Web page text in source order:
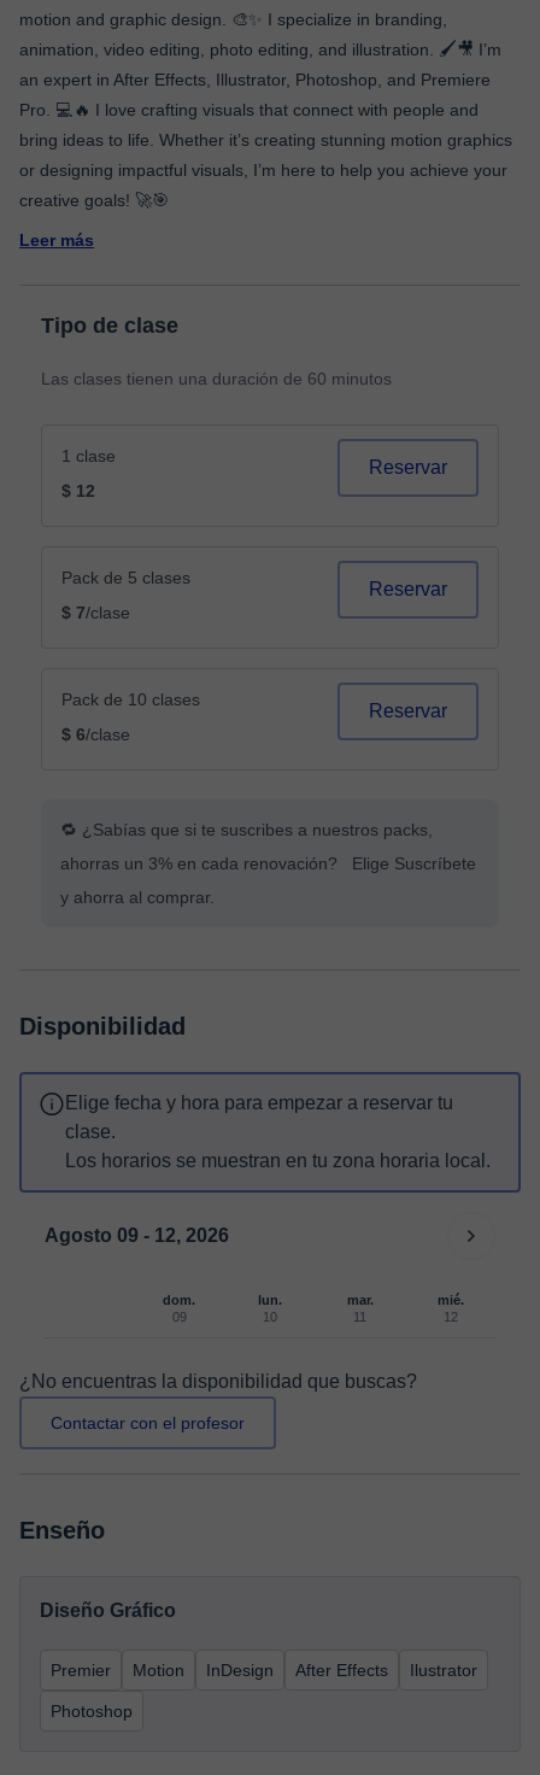
motion and graphic design. 🎨✨ I specialize in branding,
animation, video editing, photo editing, and illustration. 🖌️🎥 I’m
an expert in After Effects, Illustrator, Photoshop, and Premiere
Pro. 💻🔥 I love crafting visuals that connect with people and
bring ideas to life. Whether it’s creating stunning motion graphics
or designing impactful visuals, I’m here to help you achieve your
Leer más
Tipo de clase
Las clases tienen una duración de 60 minutos
1 clase
$ 12
Reservar
Pack de 5 clases
$ 7/clase
Reservar
Pack de 10 clases
$ 6/clase
Reservar
🔁 ¿Sabías que si te suscribes a nuestros packs,
ahorras un 3% en cada renovación? Elige Suscríbete
y ahorra al comprar.
Disponibilidad
Elige fecha y hora para empezar a reservar tu
clase.
Los horarios se muestran en tu zona horaria local.
Agosto 09 - 12, 2026
dom.
09
lun.
10
mar.
11
mié.
12
¿No encuentras la disponibilidad que buscas?
Contactar con el profesor
Enseño
Diseño Gráfico
Premier Motion InDesign After Effects Ilustrator
Photoshop